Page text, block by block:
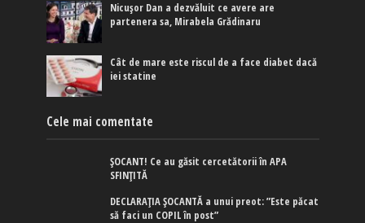
Nicușor Dan a dezvăluit ce avere are
partenera sa, Mirabela Grădinaru
Cât de mare este riscul de a face diabet dacă
iei statine
Cele mai comentate
ȘOCANT! Ce au găsit cercetătorii în APA
SFINȚITĂ
DECLARAȚIA ȘOCANTĂ a unui preot: ”Este păcat
să faci un COPIL în post”